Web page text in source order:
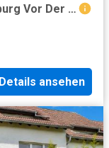
2 Schlafzimmer Wohnung Bad Homburg Vor Der Höhe Deutschland 104230298
Details ansehen